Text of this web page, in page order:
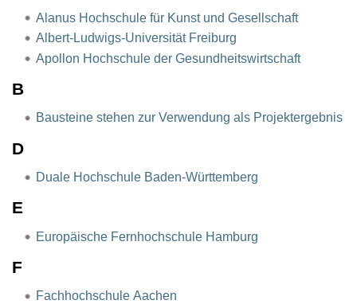
Alanus Hochschule für Kunst und Gesellschaft
Albert-Ludwigs-Universität Freiburg
Apollon Hochschule der Gesundheitswirtschaft
B
Bausteine stehen zur Verwendung als Projektergebnis
D
Duale Hochschule Baden-Württemberg
E
Europäische Fernhochschule Hamburg
F
Fachhochschule Aachen